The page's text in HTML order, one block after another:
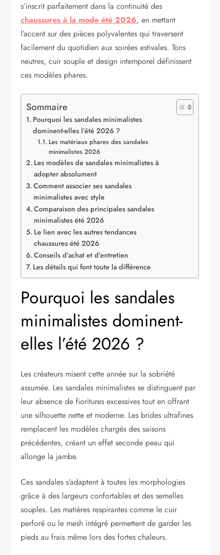
s’inscrit parfaitement dans la continuité des
chaussures à la mode été 2026, en mettant
l’accent sur des pièces polyvalentes qui traversent
facilement du quotidien aux soirées estivales. Tons
neutres, cuir souple et design intemporel définissent
ces modèles phares.
Sommaire
Pourquoi les sandales minimalistes
dominent-elles l’été 2026 ?
Les matériaux phares des sandales
minimalistes 2026
Les modèles de sandales minimalistes à
adopter absolument
Comment associer ses sandales
minimalistes avec style
Comparaison des principales sandales
minimalistes été 2026
Le lien avec les autres tendances
chaussures été 2026
Conseils d’achat et d’entretien
Les détails qui font toute la différence
Pourquoi les sandales
minimalistes dominent-
elles l’été 2026 ?
Les créateurs misent cette année sur la sobriété
assumée. Les sandales minimalistes se distinguent par
leur absence de fioritures excessives tout en offrant
une silhouette nette et moderne. Les brides ultrafines
remplacent les modèles chargés des saisons
précédentes, créant un effet seconde peau qui
allonge la jambe.
Ces sandales s’adaptent à toutes les morphologies
grâce à des largeurs confortables et des semelles
souples. Les matières respirantes comme le cuir
perforé ou le mesh intégré permettent de garder les
pieds au frais même lors des fortes chaleurs.